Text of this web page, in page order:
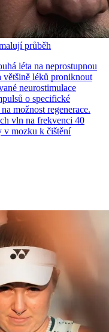
průběh
léta na neprostupnou
většině léků proniknout
neurostimulace
o specifické
možnost regenerace.
vln na frekvenci 40
v mozku k čištění